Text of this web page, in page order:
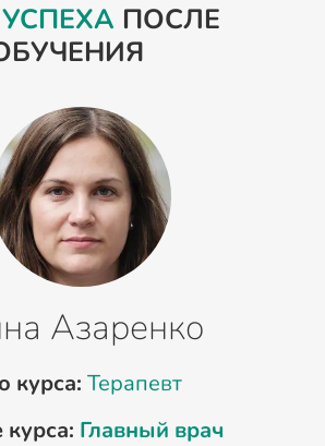
ПОСЛЕ
Азаренко
курса: Терапевт
Главный врач